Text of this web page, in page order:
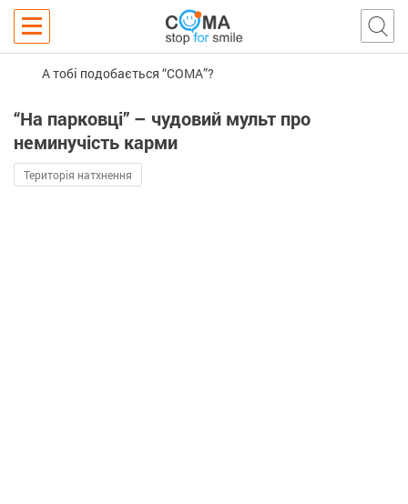
А тобі подобається “COMA”?
“На парковці” – чудовий мульт про
неминучість карми
Територія натхнення